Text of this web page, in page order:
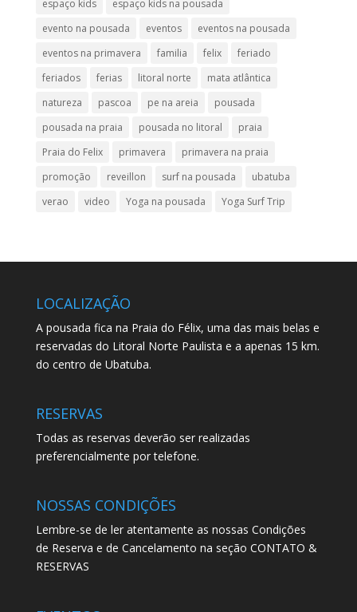
espaço kids
espaço kids na pousada
evento na pousada
eventos
eventos na pousada
eventos na primavera
familia felix
feriado
feriados
ferias litoral norte
mata atlântica
natureza
pascoa pe na areia
pousada
pousada na praia
pousada no litoral
praia
Praia do Felix
primavera
primavera na praia
promoção
reveillon surf na pousada
ubatuba
verao
video Yoga na pousada Yoga Surf Trip
LOCALIZAÇÃO
A pousada fica na Praia do Félix, uma das mais belas e
reservadas do Litoral Norte Paulista e a apenas 15 km.
do centro de Ubatuba.
RESERVAS
Todas as reservas deverão ser realizadas
preferencialmente por telefone.
NOSSAS CONDIÇÕES
Lembre-se de ler atentamente as nossas Condições
de Reserva e de Cancelamento na seção CONTATO &
RESERVAS